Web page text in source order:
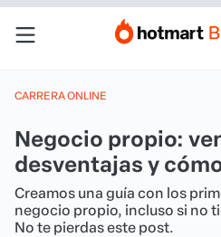
CARRERA ONLINE
Negocio propio:
desventajas y
Creamos una guía con los
negocio propio, incluso si no
No te pierdas este post.